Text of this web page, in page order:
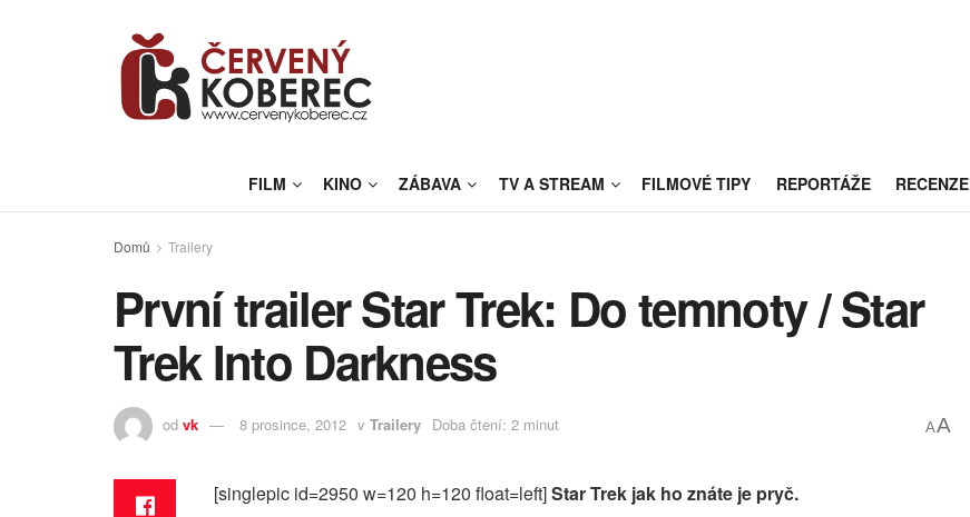
FILM KINO ZÁBAVA TV A STREAM FILMOVÉ TIPY REPORTÁŽE RECENZE
Domů Trailery
První trailer Star Trek: Do temnoty / Star
Trek Into Darkness
od vk 8 prosince, 2012 v Trailery Doba čtení: 2 minut AA
[singlepic id=2950 w=120 h=120 float=left]Star Trek jak ho znáte je pryč.